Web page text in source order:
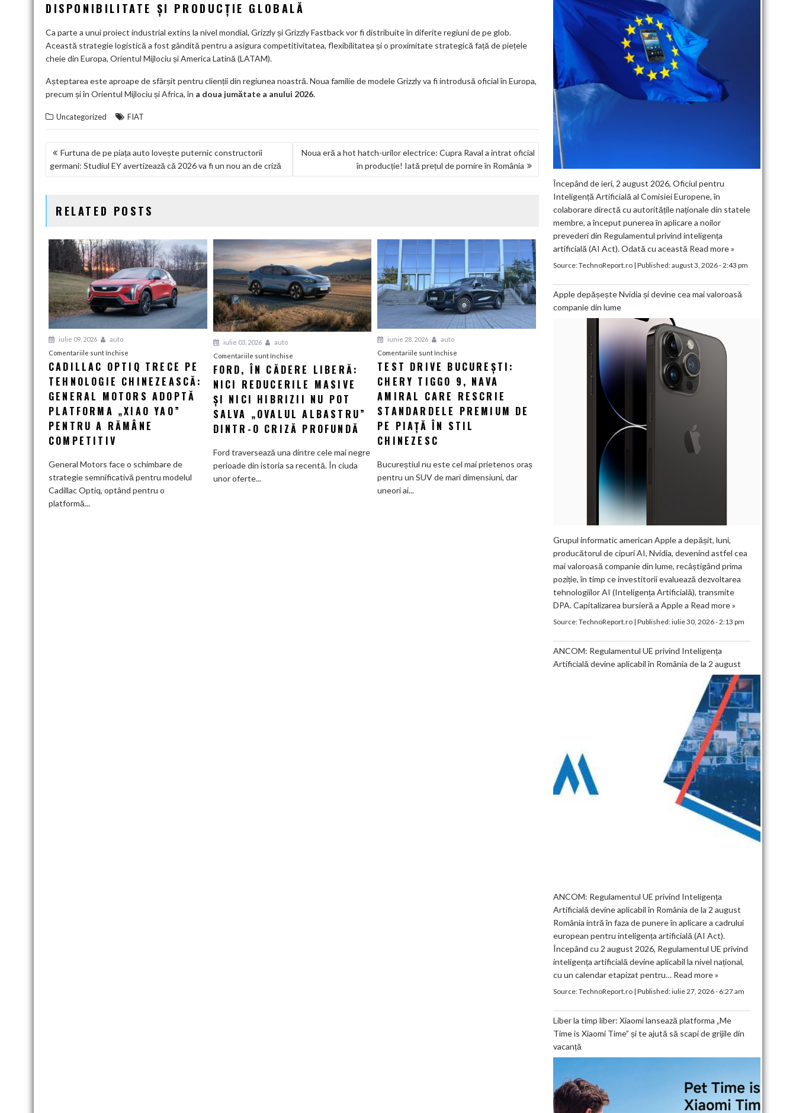
DISPONIBILITATE ȘI PRODUCȚIE GLOBALĂ
Ca parte a unui proiect industrial extins la nivel mondial, Grizzly și Grizzly Fastback vor fi distribuite în diferite regiuni de pe glob.
Această strategie logistică a fost gândită pentru a asigura competitivitatea, flexibilitatea și o proximitate strategică față de piețele
cheie din Europa, Orientul Mijlociu și America Latină (LATAM).
Așteptarea este aproape de sfârșit pentru clienții din regiunea noastră. Noua familie de modele Grizzly va fi introdusă oficial în Europa,
precum și în Orientul Mijlociu și Africa, în a doua jumătate a anului 2026.
Uncategorized FIAT
NAVIGARE
ÎN
Furtuna de pe piața auto lovește puternic constructorii
germani: Studiul EY avertizează că 2026 va fi un nou an de criză
Noua eră a hot hatch-urilor electrice: Cupra Raval a intrat oficial
în producție! Iată prețul de pornire în România
RELATED POSTS
iulie 09, 2026
auto
Comentariile sunt închise
Cadillac
Optiq
trece
tehnologie
chinezească:
adoptă
platforma
„Xiao
CADILLAC OPTIQ TRECE PE
TEHNOLOGIE CHINEZEASCĂ:
GENERAL MOTORS ADOPTĂ
PLATFORMA „XIAO YAO”
PENTRU A RĂMÂNE
COMPETITIV
General Motors face o schimbare de
strategie semnificativă pentru modelul
Cadillac Optiq, optând pentru o
platformă...
iulie 03, 2026
auto
Comentariile sunt închisepentru
Ford,
în
cădere
Nici
reducerile
FORD, ÎN CĂDERE LIBERĂ:
NICI REDUCERILE MASIVE
ȘI NICI HIBRIZII NU POT
SALVA „OVALUL ALBASTRU”
DINTR-O CRIZĂ PROFUNDĂ
Ford traversează una dintre cele mai negre
perioade din istoria sa recentă. În ciuda
unor oferte...
iunie 28, 2026
auto
Comentariile sunt închise
Test
Drive
București:
Tiggo
9,
care
rescrie
TEST DRIVE BUCUREȘTI:
CHERY TIGGO 9, NAVA
AMIRAL CARE RESCRIE
STANDARDELE PREMIUM DE
PE PIAȚĂ ÎN STIL
CHINEZESC
Bucureștiul nu este cel mai prietenos oraș
pentru un SUV de mari dimensiuni, dar
uneori ai...
Începând de ieri, 2 august 2026, Oficiul pentru
Inteligență Artificială al Comisiei Europene, în
colaborare directă cu autoritățile naționale din statele
membre, a început punerea în aplicare a noilor
prevederi din Regulamentul privind inteligența
artificială (AI Act). Odată cu această Read more »
Source:TechnoReport.ro| Published:august 3, 2026 - 2:43 pm
Apple depășește Nvidia și devine cea mai valoroasă
companie din lume
Grupul informatic american Apple a depășit, luni,
producătorul de cipuri AI, Nvidia, devenind astfel cea
mai valoroasă companie din lume, recâștigând prima
poziție, în timp ce investitorii evaluează dezvoltarea
tehnologiilor AI (Inteligența Artificială), transmite
DPA. Capitalizarea bursieră a Apple a Read more »
Source:TechnoReport.ro| Published:iulie 30, 2026 - 2:13 pm
ANCOM: Regulamentul UE privind Inteligența
Artificială devine aplicabil în România de la 2 august
ANCOM: Regulamentul UE privind Inteligența
Artificială devine aplicabil în România de la 2 august
România intră în faza de punere în aplicare a cadrului
european pentru inteligența artificială (AI Act).
Începând cu 2 august 2026, Regulamentul UE privind
inteligența artificială devine aplicabil la nivel național,
cu un calendar etapizat pentru… Read more »
Source:TechnoReport.ro| Published:iulie 27, 2026 - 6:27 am
Liber la timp liber: Xiaomi lansează platforma „Me
Time is Xiaomi Time” și te ajută să scapi de grijile din
vacanță